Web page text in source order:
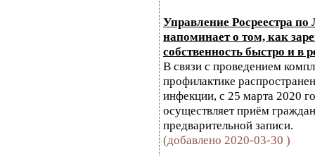
Управление Росреестра
напоминает о том, как
собственность быстро и в
В связи с проведением
профилактике
инфекции, с 25 марта 2020
осуществляет приём
предварительной записи.
(добавлено 2020-03-30 )